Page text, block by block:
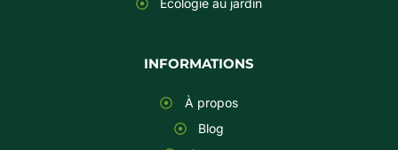
Écologie au jardin
INFORMATIONS
À propos
Blog